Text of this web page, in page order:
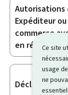
Ce site
usage
ne
Expéditeur
commerce
en régime
Déclarations